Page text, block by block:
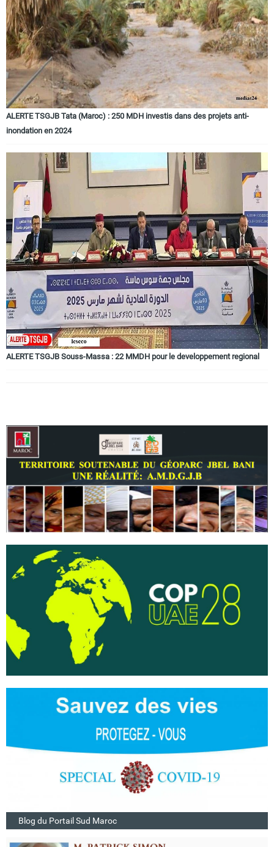
ALERTE TSGJB Tata (Maroc) : 250 MDH investis dans des projets anti-
inondation en 2024
ALERTE TSGJB Souss-Massa : 22 MMDH pour le developpement regional
Blog du Portail Sud Maroc